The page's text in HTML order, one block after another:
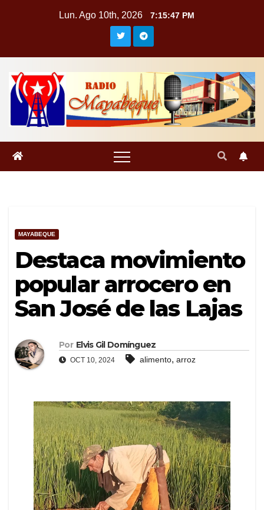
Lun. Ago 10th, 2026 7:15:47 PM
MAYABEQUE
Destaca movimiento
popular arrocero en
San José de las Lajas
Por Elvis Gil Domínguez
OCT 10, 2024 alimento, arroz